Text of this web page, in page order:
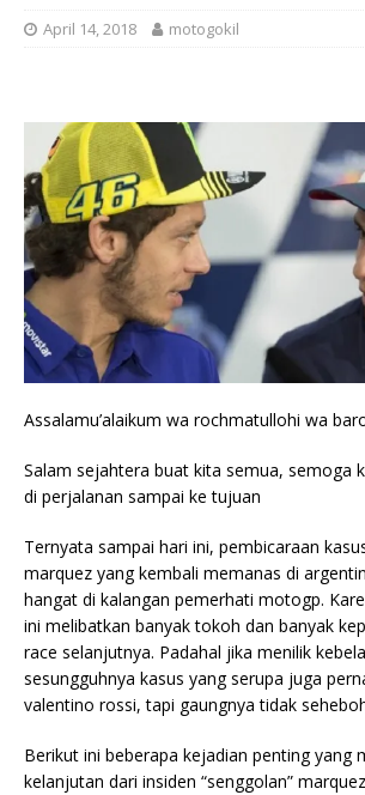
April 14, 2018 motogokil
Assalamu’alaikum wa rochmatullohi wa
Salam sejahtera buat kita semua, semoga
di perjalanan sampai ke tujuan
Ternyata sampai hari ini, pembicaraan
marquez yang kembali memanas di
hangat di kalangan pemerhati motogp.
ini melibatkan banyak tokoh dan banyak
race selanjutnya. Padahal jika menilik
sesungguhnya kasus yang serupa juga
valentino rossi, tapi gaungnya tidak
Berikut ini beberapa kejadian penting yang
kelanjutan dari insiden “senggolan”